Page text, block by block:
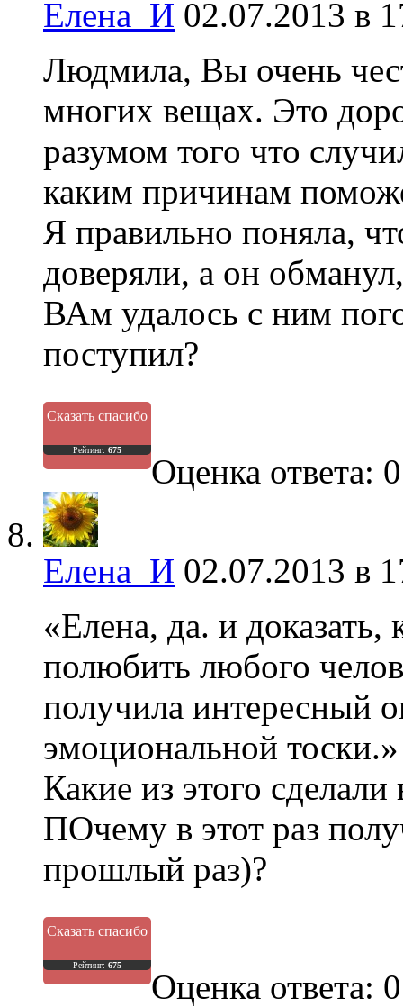
Елена_И 02.07.2013 в
Людмила, Вы очень
многих вещах. Это
разумом того что
каким причинам
Я правильно поняла,
доверяли, а он
ВАм удалось с ним
поступил?
Сказать спасибо
Рейтинг: 675
Оценка ответа:
Елена_И 02.07.2013 в
«Елена, да. и доказать,
полюбить любого
получила интересный
эмоциональной тоски.»
Какие из этого
ПОчему в этот раз
прошлый раз)?
Сказать спасибо
Рейтинг: 675
Оценка ответа: